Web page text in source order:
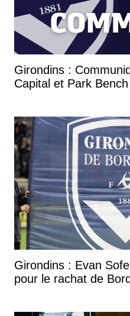
Girondins :
Capital et Park Bench
Girondins : Evan
pour le rachat de